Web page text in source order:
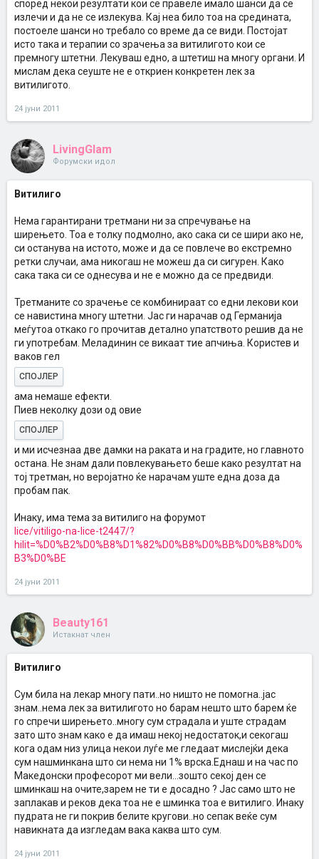
според некои резултати кои се правеле имало шанси да се
излечи и да не се излекува. Кај неа било тоа на средината,
постоеле шанси но требало со време да се види. Постојат
исто така и терапии со зрачења за витилигото кои се
премногу штетни. Лекуваш едно, а штетиш на многу органи. И
мислам дека сеуште не е откриен конкретен лек за
витилигото.
24 јуни 2011
LivingGlam
Форумски идол
Витилиго
Нема гарантирани третмани ни за спречување на
ширењето. Тоа е толку подмолно, ако сака си се шири ако не,
си останува на истото, може и да се повлече во екстремно
ретки случаи, ама никогаш не можеш да си сигурен. Како
сака така си се однесува и не е можно да се предвиди.
Третманите со зрачење се комбинираат со едни лекови кои
се навистина многу штетни. Јас ги нарачав од Германија
меѓутоа откако го прочитав детално упатството решив да не
ги употребам. Меладинин се викаат тие апчиња. Користев и
ваков гел
СПОЈЛЕР
ама немаше ефекти.
Пиев неколку дози од овие
СПОЈЛЕР
и ми исчезнаа две дамки на раката и на градите, но главното
остана. Не знам дали повлекувањето беше како резултат на
тој третман, но веројатно ќе нарачам уште една доза да
пробам пак.
Инаку, има тема за витилиго на форумот
lice/vitiligo-na-lice-t2447/?
hilit=%D0%B2%D0%B8%D1%82%D0%B8%D0%BB%D0%B8%D0%
B3%D0%BE
24 јуни 2011
Beauty161
Истакнат член
Витилиго
Сум била на лекар многу пати..но ништо не помогна..јас
знам..нема лек за витилигото но барам нешто што барем ќе
го спречи ширењето..многу сум страдала и уште страдам
зато што знам како е да имаш некој недостаток,и секогаш
кога одам низ улица некои луѓе ме гледаат мислејќи дека
сум нашминкана што си нема ни 1% врска.Еднаш и на час по
Македонски профeсорот ми вели...зошто секој ден се
шминкаш на очите,зарем не ти е досадно ? Јас само што не
заплакав и реков дека тоа не е шминка тоа е витилиго. Инаку
пудрата не ги покрив белите кругови..но сепак веќе сум
навикната да изгледам вака каква што сум.
24 јуни 2011